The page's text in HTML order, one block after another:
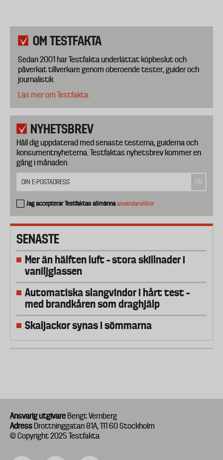
OM TESTFAKTA
Sedan 2001 har Testfakta underlättat köpbeslut och
påverkat tillverkare genom oberoende tester, guider och
journalistik.
Läs mer om Testfakta.
NYHETSBREV
Håll dig uppdaterad med senaste testerna, guiderna och
konsumentnyheterna. Testfaktas nyhetsbrev kommer en
gång i månaden.
Jag accepterar Testfaktas allmännaanvändarvillkor
SENASTE
Mer än hälften luft – stora skillnader i
vaniljglassen
Automatiska slangvindor i hårt test –
med brandkåren som draghjälp
Skaljackor synas i sömmarna
Ansvarig utgivare Bengt Vernberg
Adress Drottninggatan 81A, 111 60 Stockholm
© Copyright 2025 Testfakta